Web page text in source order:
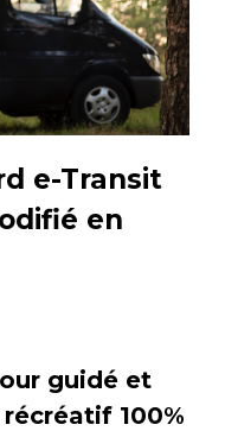
e-Transit
en
guidé et
100%